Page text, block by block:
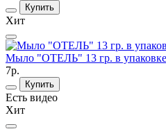
Купить
Хит
Мыло "ОТЕЛЬ" 13 гр. в
7р.
Купить
Есть видео
Хит